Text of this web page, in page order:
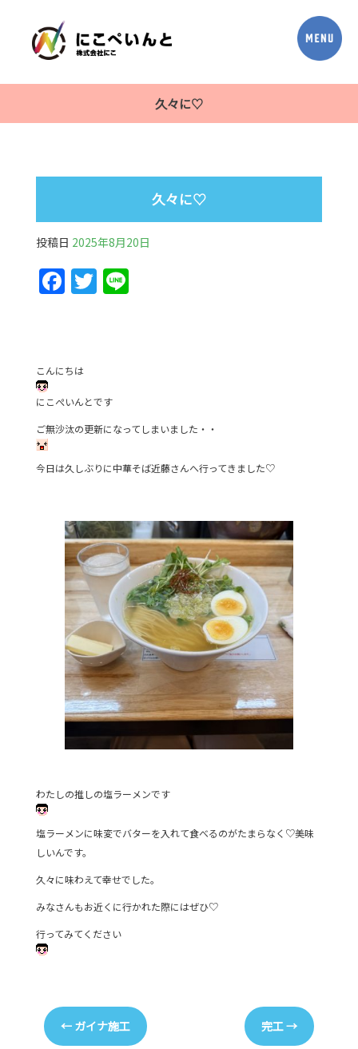
久々に♡
久々に♡
投稿日 2025年8月20日
F
a
e
b
o
o
k
T
w
Li
こんにちは
にこぺいんとです
ご無沙汰の更新になってしまいました・・
今日は久しぶりに中華そば近藤さんへ行ってきました♡
わたしの推しの塩ラーメンです
塩ラーメンに味変でバターを入れて食べるのがたまらなく♡美味
しいんです。
久々に味わえて幸せでした。
みなさんもお近くに行かれた際にはぜひ♡
行ってみてください
←ガイナ施工 完工→